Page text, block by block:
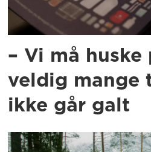
– Vi må huske
veldig mange
ikke går galt